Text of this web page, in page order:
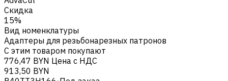
Скидка
15%
Вид номенклатуры
Адаптеры для резьбонарезных патронов
С этим товаром покупают
776,47 BYN Цена с НДС
913,50 BYN